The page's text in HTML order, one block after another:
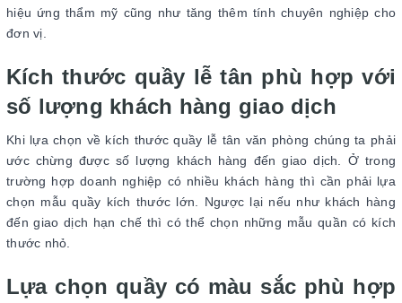
hiệu ứng thẩm mỹ cũng như tăng thêm tính chuyên nghiệp cho
đơn vị.
Kích thước quầy lễ tân phù hợp với
số lượng khách hàng giao dịch
Khi lựa chọn về kích thước quầy lễ tân văn phòng chúng ta phải
ước chừng được số lượng khách hàng đến giao dịch. Ở trong
trường hợp doanh nghiệp có nhiều khách hàng thì cần phải lựa
chọn mẫu quầy kích thước lớn. Ngược lại nếu như khách hàng
đến giao dịch hạn chế thì có thể chọn những mẫu quần có kích
thước nhỏ.
Lựa chọn quầy có màu sắc phù hợp